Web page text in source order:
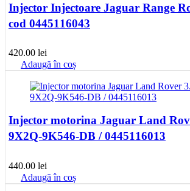
Injector Injectoare Jaguar Range
cod 0445116043
420.00 lei
Adaugă în coș
Injector motorina Jaguar Land
9X2Q-9K546-DB / 0445116013
440.00 lei
Adaugă în coș